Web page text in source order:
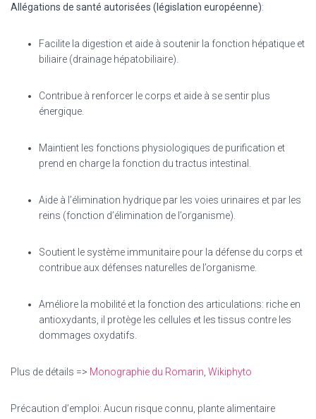
Allégations de santé autorisées (législation européenne):
Facilite la digestion et aide à soutenir la fonction hépatique et
biliaire (drainage hépatobiliaire).
Contribue à renforcer le corps et aide à se sentir plus
énergique.
Maintient les fonctions physiologiques de purification et
prend en charge la fonction du tractus intestinal.
Aide à l’élimination hydrique par les voies urinaires et par les
reins (fonction d’élimination de l’organisme).
Soutient le système immunitaire pour la défense du corps et
contribue aux défenses naturelles de l’organisme.
Améliore la mobilité et la fonction des articulations: riche en
antioxydants, il protège les cellules et les tissus contre les
dommages oxydatifs.
Plus de détails => Monographie du Romarin Wikiphyto
Précaution d’emploi: Aucun risque connu, plante alimentaire